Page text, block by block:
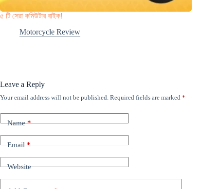
৫ টি সেরা কমিউটার বাইক!
Motorcycle Review
Leave a Reply
Your email address will not be published. Required fields are marked *
Name*
Email*
Website